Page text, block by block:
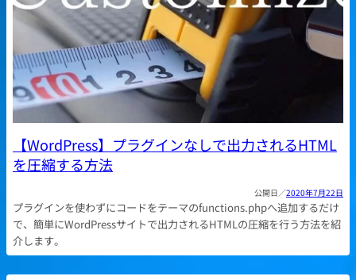
【WordPress】プラグインなしで出力されるHTML
を圧縮する方法
2020年7月22日
プラグインを使わずにコードをテーマのfunctions.phpへ追加するだけ
で、簡単にWordPressサイトで出力されるHTMLの圧縮を行う方法を紹
介します。